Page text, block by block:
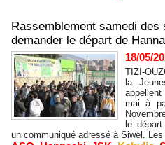
Rassemblement samedi
demander le départ de
18/05/
TIZI-
la
mai à
le
un communiqué adressé à Siwel.